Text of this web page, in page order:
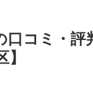
コミ・評